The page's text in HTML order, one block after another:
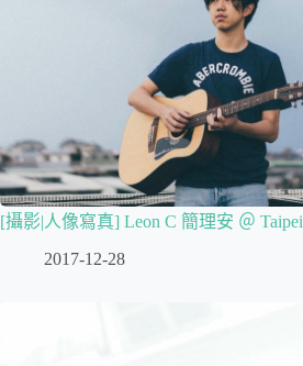
[攝影|人像寫真] Leon C 簡理安 ＠ Taipei
2017-12-28